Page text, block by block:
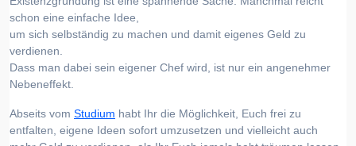
schon eine einfache Idee,
um sich selbständig zu machen und damit eigenes Geld zu
verdienen.
Dass man dabei sein eigener Chef wird, ist nur ein angenehmer
Nebeneffekt.
Abseits vom Studium habt Ihr die Möglichkeit, Euch frei zu
entfalten, eigene Ideen sofort umzusetzen und vielleicht auch